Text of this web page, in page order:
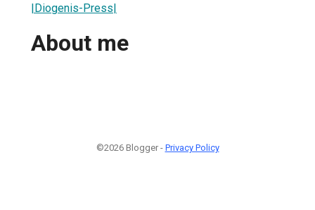
|Diogenis-Press|
About me
©2026 Blogger - Privacy Policy